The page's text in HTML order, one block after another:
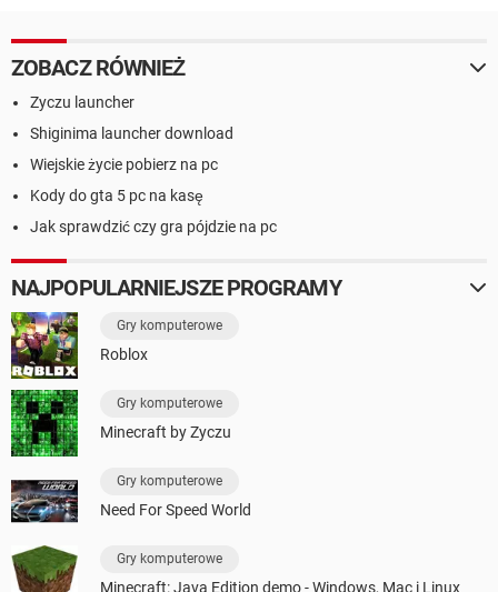
ZOBACZ RÓWNIEŻ
Zyczu launcher
Shiginima launcher download
Wiejskie życie pobierz na pc
Kody do gta 5 pc na kasę
Jak sprawdzić czy gra pójdzie na pc
NAJPOPULARNIEJSZE PROGRAMY
Gry komputerowe
Roblox
Gry komputerowe
Minecraft by Zyczu
Gry komputerowe
Need For Speed World
Gry komputerowe
Minecraft: Java Edition demo - Windows, Mac i Linux